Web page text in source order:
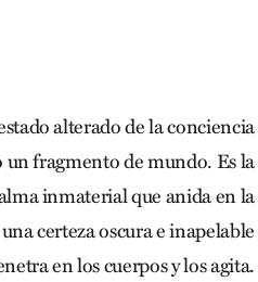
alterado de la conciencia
un fragmento de mundo. Es la
inmaterial que anida en la
certeza oscura e inapelable
en los cuerpos y los agita.